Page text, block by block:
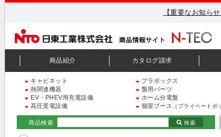
【重要なお知ら
商品紹介 カタログ請求
キャビネット
プラボックス
熱関連機器
盤用パーツ
EV・PHEV用充電設備
ホーム分電盤
高圧受電設備
個室ブース （プライベートボ
商品検索 検索